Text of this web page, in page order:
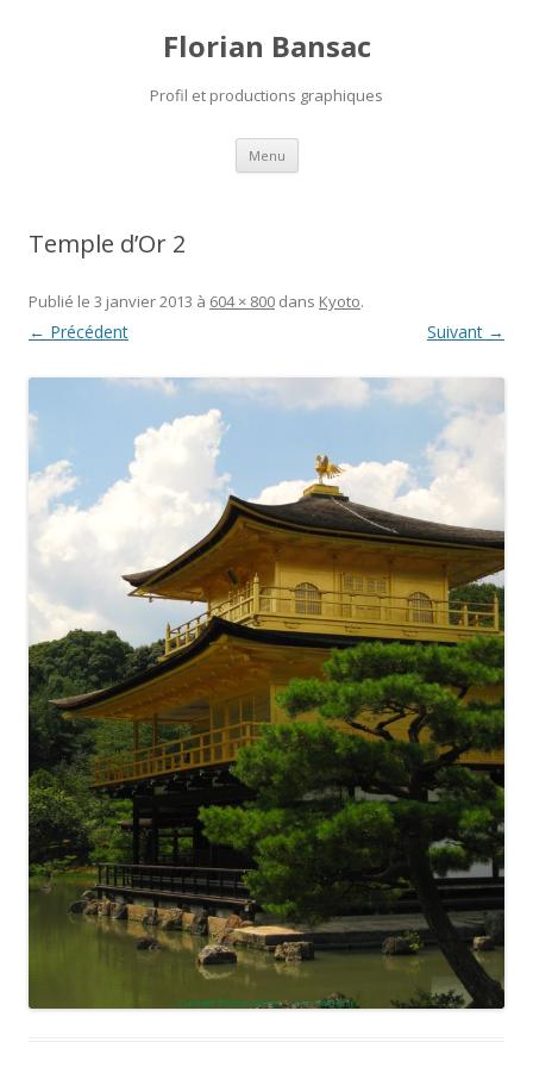
Florian Bansac
Profil et productions graphiques
Menu Aller
contenu
Temple d’Or 2
Publié le 3 janvier 2013 à 604 × 800 dans Kyoto.
← Précédent Suivant →